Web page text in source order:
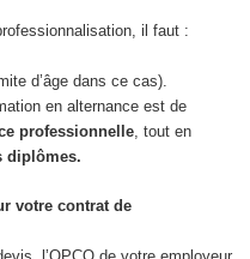
il faut :
d’âge dans ce cas).
en alternance est de
professionnelle, tout en
diplômes.
votre contrat de